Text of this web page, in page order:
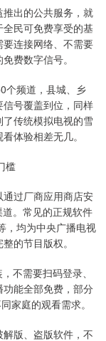
出的公共服务，就
民可免费享受的基
连接网络、不需要
费数字信号。
个频道，县城、乡
号覆盖到位，同样
传统模拟电视的雪
体验相差无几。
槛
过厂商应用商店安
。常见的正规软件
，均为中央广播电视
的节目版权。
不需要扫码登录、
能全部免费，部分
家庭的观看需求。
版、盗版软件，不